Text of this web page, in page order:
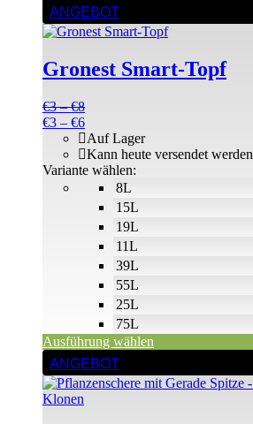
ANGEBOT
Gronest Smart-Topf
€3 –€8Preisspanne:
€3
bis
€8
€3 – €6Preisspanne:
€3
bis
€6
8L
15L
19L
11L
39L
55L
25L
75L
Auf Lager
Kann heute versendet werden
Variante wählen:
Ausführung wählen
Dieses
Produkt
weist
Varianten
auf.
Die
Optionen
können
der
Produktseite
gewählt
ANGEBOT